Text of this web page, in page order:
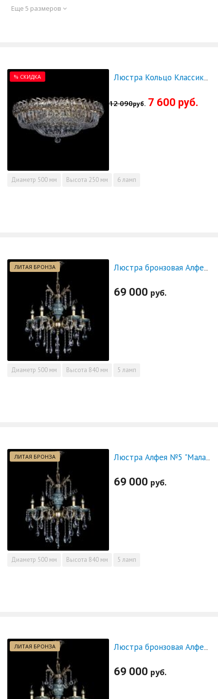
Еще 5 размеров
% СКИДКА Люстра Кольцо Классика Пластинка 500 мм - СКИДКА!!!
12 090руб. 7 600 руб.
Диаметр 500 мм Высота 250 мм 6 ламп
ЛИТАЯ БРОНЗА
69 000 руб.
Диаметр 500 мм Высота 840 мм 5 ламп
ЛИТАЯ БРОНЗА
69 000 руб.
Диаметр 500 мм Высота 840 мм 5 ламп
ЛИТАЯ БРОНЗА Люстра бронзовая Алфея №5 "Малахит" шар
69 000 руб.